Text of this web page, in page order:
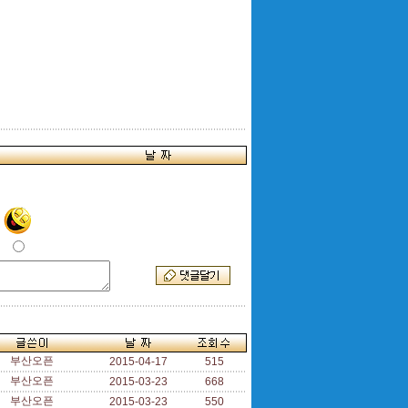
부산오픈 2015-04-17
515
부산오픈
2015-03-23
668
부산오픈
2015-03-23 550